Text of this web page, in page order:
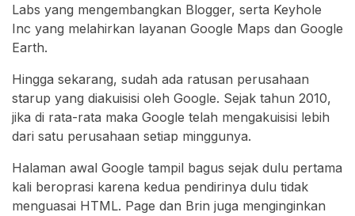
Labs yang mengembangkan Blogger, serta Keyhole
Inc yang melahirkan layanan Google Maps dan Google
Earth.
Hingga sekarang, sudah ada ratusan perusahaan
starup yang diakuisisi oleh Google. Sejak tahun 2010,
jika di rata-rata maka Google telah mengakuisisi lebih
dari satu perusahaan setiap minggunya.
Halaman awal Google tampil bagus sejak dulu pertama
kali beroprasi karena kedua pendirinya dulu tidak
menguasai HTML. Page dan Brin juga menginginkan